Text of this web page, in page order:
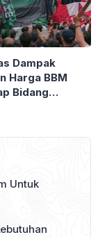
Dampak
Harga BBM
Bidang
Untuk